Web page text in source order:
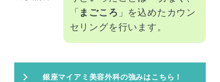
「 まごころ 」を込めたカウン
セリングを行います。
銀座マイアミ美容外科の強みはこちら！